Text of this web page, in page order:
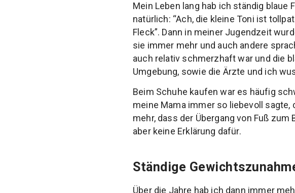
Mein Leben lang hab ich ständig blaue
natürlich: “Ach, die kleine Toni ist
Fleck”. Dann in meiner Jugendzeit
sie immer mehr und auch andere
auch relativ schmerzhaft war und die
Umgebung, sowie die Ärzte und ich
Beim Schuhe kaufen war es häufig
meine Mama immer so liebevoll sagte,
mehr, dass der Übergang von Fuß
aber keine Erklärung dafür.
Ständige
Über die Jahre hab ich dann immer